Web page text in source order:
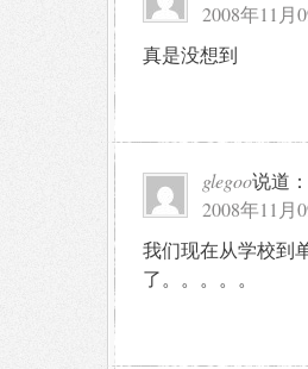
2008年11月
真是没想到
glegoo说道：
2008年11月
我们现在从学校到
了。。。。。